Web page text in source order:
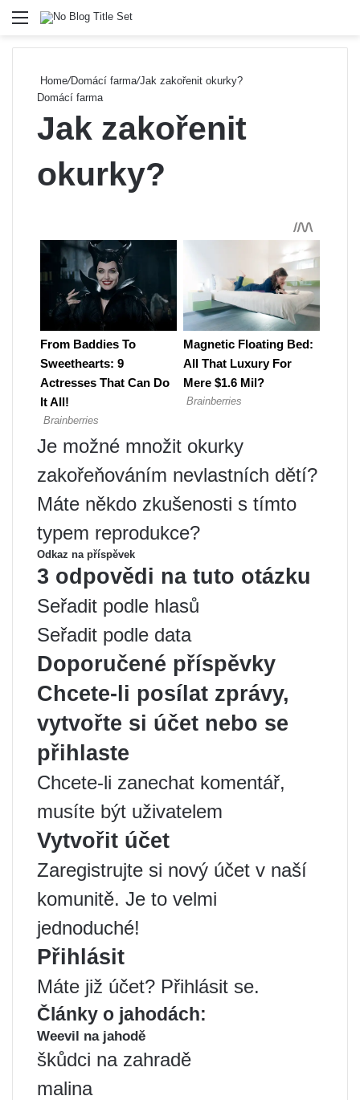
Menu
Home/Domácí farma/Jak zakořenit okurky?
Domácí farma
Jak zakořenit
okurky?
Je možné množit okurky
zakořeňováním nevlastních dětí?
Máte někdo zkušenosti s tímto
typem reprodukce?
Odkaz na příspěvek
3 odpovědi na tuto otázku
Seřadit podle hlasů
Seřadit podle data
Doporučené příspěvky
Chcete-li posílat zprávy,
vytvořte si účet nebo se
přihlaste
Chcete-li zanechat komentář,
musíte být uživatelem
Vytvořit účet
Zaregistrujte si nový účet v naší
komunitě. Je to velmi
jednoduché!
Přihlásit
Máte již účet? Přihlásit se.
Články o jahodách:
Weevil na jahodě
škůdci na zahradě
malina